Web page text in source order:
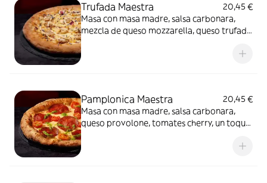
Trufada Maestra
20,45 €
Masa con masa madre, salsa carbonara,
mezcla de queso mozzarella, queso trufado
Pamplonica Maestra
20,45 €
Masa con masa madre, salsa carbonara,
queso provolone, tomates cherry, un toque